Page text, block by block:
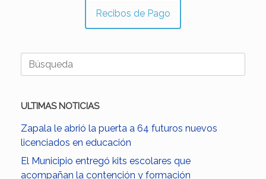
Recibos de Pago
Buscar:
ULTIMAS NOTICIAS
Zapala le abrió la puerta a 64 futuros nuevos
licenciados en educación
El Municipio entregó kits escolares que
acompañan la contención y formación